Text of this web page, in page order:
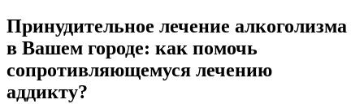
Принудительное лечение алкоголизма
в Вашем городе: как помочь
сопротивляющемуся лечению
аддикту?